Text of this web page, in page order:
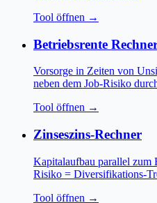
Tool öffnen →
Betriebsrente
Vorsorge in Zeiten von
neben dem Job-Risiko
Tool öffnen →
Zinseszins-Rechner
Kapitalaufbau parallel
Risiko = Diversifikations-
Tool öffnen →